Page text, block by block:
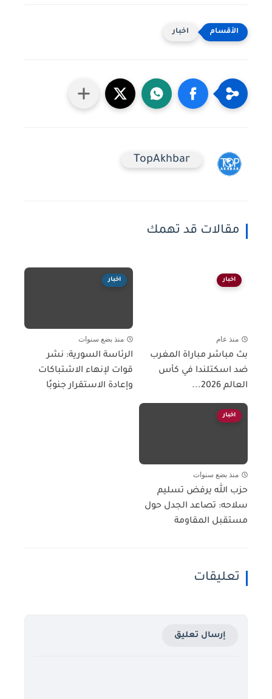
اخبار
TopAkhbar
مقالات قد تهمك
اخبار
منذ عام
بث مباشر مباراة المغرب
ضد اسكتلندا في كأس
العالم 2026...
اخبار
منذ بضع سنوات
الرئاسة السورية: نشر
قوات لإنهاء الاشتباكات
وإعادة الاستقرار جنوبًا
اخبار
منذ بضع سنوات
حزب الله يرفض تسليم
سلاحه: تصاعد الجدل حول
مستقبل المقاومة
تعليقات
إرسال تعليق